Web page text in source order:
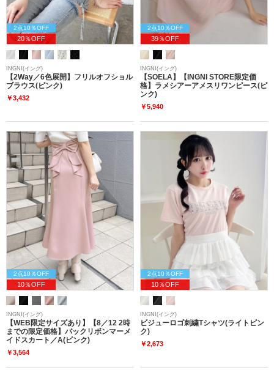
2点10％OFF
20％OFF
INGNI(イング)
【2Way／6色展開】フリルオフショル
ブラウス(ピンク)
￥3,432
2点10％OFF
39％OFF
INGNI(イング)
【SOELA】【INGNI STORE限定価
格】ラメシアーアメスリワンピース(ピ
ンク)
￥5,940
2点10％OFF
10％OFF
INGNI(イング)
【WEB限定サイズあり】【8／12 2時
までの限定価格】バックリボンマーメ
イドスカート／A(ピンク)
￥3,564
2点10％OFF
10％OFF
INGNI(イング)
ビジューロゴ刺繍Tシャツ(ライトピン
ク)
￥2,673